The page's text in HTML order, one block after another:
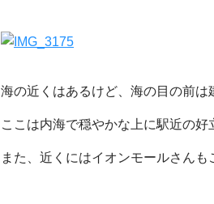
海の近くはあるけど、海の目の前は
ここは内海で穏やかな上に駅近の好
また、近くにはイオンモールさんも